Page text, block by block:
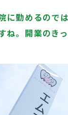
に勤めるので
ね。開業のき